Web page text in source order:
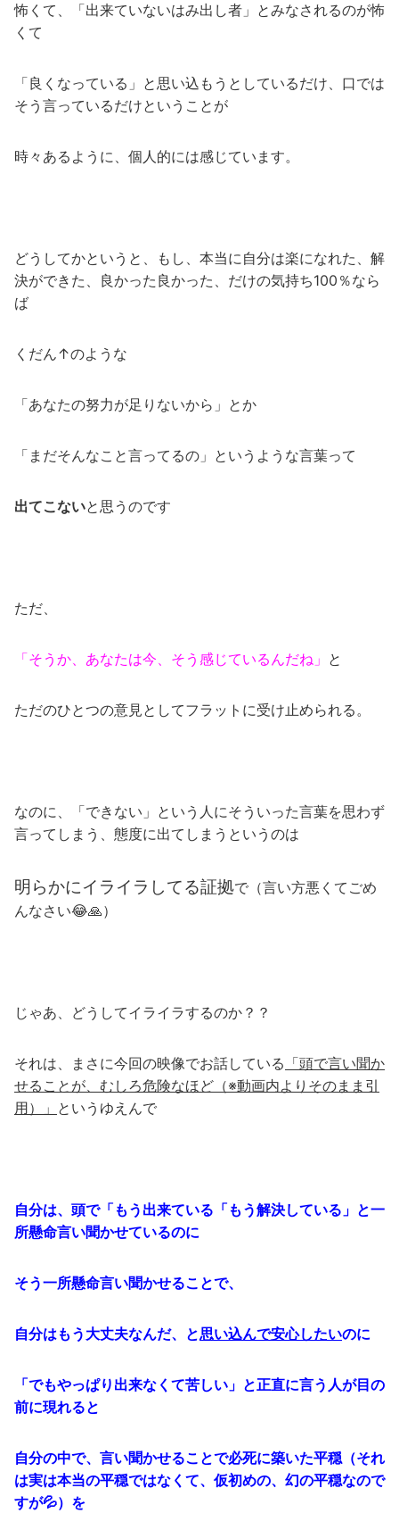
怖くて、「出来ていないはみ出し者」とみなされるのが怖
くて
「良くなっている」と思い込もうとしているだけ、口では
そう言っているだけということが
時々あるように、個人的には感じています。
どうしてかというと、もし、本当に自分は楽になれた、解
決ができた、良かった良かった、だけの気持ち100％なら
ば
くだん↑のような
「あなたの努力が足りないから」とか
「まだそんなこと言ってるの」というような言葉って
出てこないと思うのです
ただ、
「そうか、あなたは今、そう感じているんだね」 と
ただのひとつの意見としてフラットに受け止められる。
なのに、「できない」という人にそういった言葉を思わず
言ってしまう、態度に出てしまうというのは
明らかにイライラしてる証拠で（言い方悪くてごめ
んなさい😂🙏）
じゃあ、どうしてイライラするのか？？
それは、まさに今回の映像でお話している 「頭で言い聞か
せることが、むしろ危険なほど（※動画内よりそのまま引
用）」 というゆえんで
自分は、頭で「もう出来ている「もう解決している」と一
所懸命言い聞かせているのに
そう一所懸命言い聞かせることで、
自分はもう大丈夫なんだ、と思い込んで安心したいのに
「でもやっぱり出来なくて苦しい」と正直に言う人が目の
前に現れると
自分の中で、言い聞かせることで必死に築いた平穏（それ
は実は本当の平穏ではなくて、仮初めの、幻の平穏なので
すが💦）を